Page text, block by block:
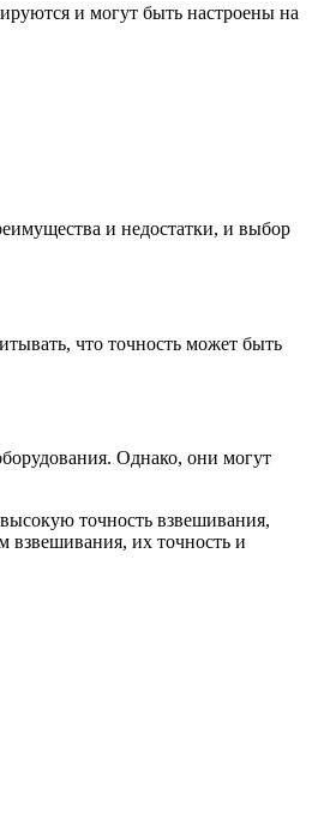
и могут быть настроены на
и недостатки, и выбор
что точность может быть
Однако, они могут
точность взвешивания,
взвешивания, их точность и